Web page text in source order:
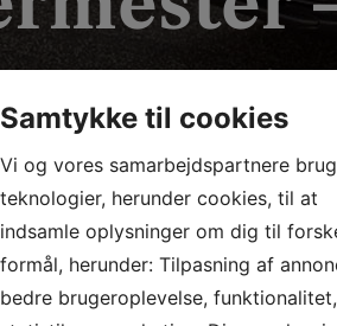
Om
Samtykke til cookies
Vi og vores samarbejdspartnere
teknologier, herunder cookies, til at
indsamle oplysninger om dig til
formål, herunder: Tilpasning af
bedre brugeroplevelse, funktionalitet,